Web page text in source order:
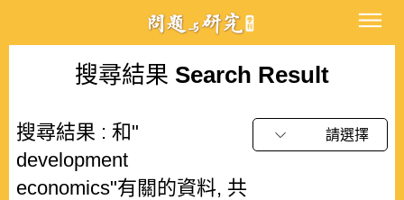
搜尋結果 Search Result
搜尋結果 : 和"
development
economics"有關的資料, 共
請選擇